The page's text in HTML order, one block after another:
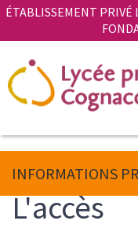
Aller
contenu
principal
ÉTABLISSEMENT PRIVÉ
INFORMATIONS
L'accès
Panneau de gestion des